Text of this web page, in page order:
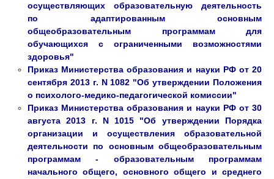
осуществляющих образовательную деятельность
по адаптированным основным
общеобразовательным программам для
обучающихся с ограниченными возможностями
здоровья"
Приказ Министерства образования и науки РФ от 20
сентября 2013 г. N 1082 "Об утверждении Положения
о психолого-медико-педагогической комиссии"
Приказ Министерства образования и науки РФ от 30
августа 2013 г. N 1015 "Об утверждении Порядка
организации и осуществления образовательной
деятельности по основным общеобразовательным
программам - образовательным программам
начального общего, основного общего и среднего